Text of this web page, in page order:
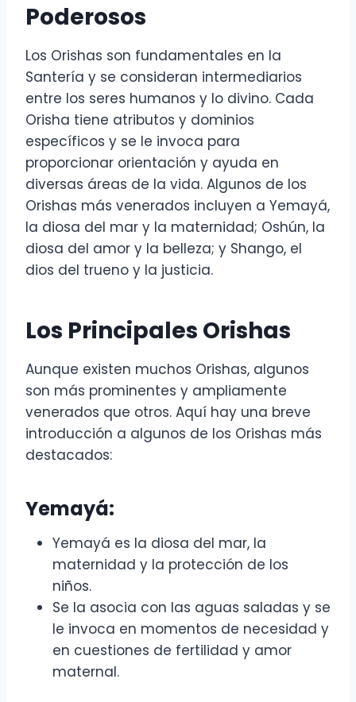
Poderosos
Los Orishas son fundamentales en la
Santería y se consideran intermediarios
entre los seres humanos y lo divino. Cada
Orisha tiene atributos y dominios
específicos y se le invoca para
proporcionar orientación y ayuda en
diversas áreas de la vida. Algunos de los
Orishas más venerados incluyen a Yemayá,
la diosa del mar y la maternidad; Oshún, la
diosa del amor y la belleza; y Shango, el
dios del trueno y la justicia.
Los Principales Orishas
Aunque existen muchos Orishas, algunos
son más prominentes y ampliamente
venerados que otros. Aquí hay una breve
introducción a algunos de los Orishas más
destacados:
Yemayá:
Yemayá es la diosa del mar, la
maternidad y la protección de los
niños.
Se la asocia con las aguas saladas y se
le invoca en momentos de necesidad y
en cuestiones de fertilidad y amor
maternal.